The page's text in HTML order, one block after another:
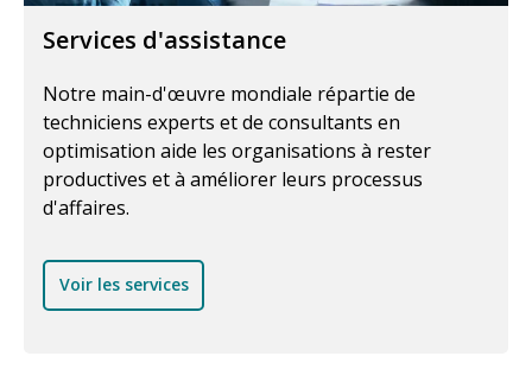
Services d'assistance
Notre main-d'œuvre mondiale répartie de
techniciens experts et de consultants en
optimisation aide les organisations à rester
productives et à améliorer leurs processus
d'affaires.
Voir les services